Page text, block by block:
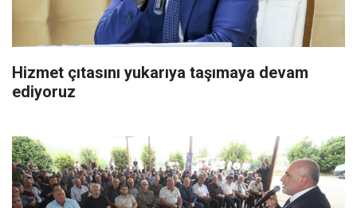
Hizmet çıtasını yukarıya taşımaya devam
ediyoruz